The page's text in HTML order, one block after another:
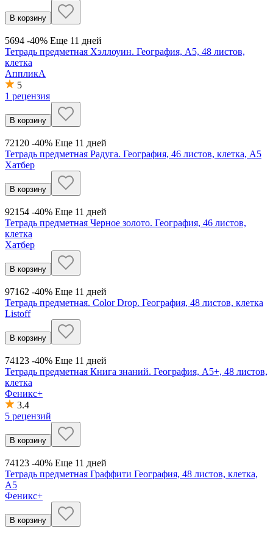
В корзину
5694 -40% Еще 11 дней
Тетрадь предметная Хэллоуин. География, А5, 48 листов,
клетка
АппликА
5
1 рецензия
В корзину
72120 -40% Еще 11 дней
Тетрадь предметная Радуга. География, 46 листов, клетка, А5
Хатбер
В корзину
92154 -40% Еще 11 дней
Тетрадь предметная Черное золото. География, 46 листов,
клетка
Хатбер
В корзину
97162 -40% Еще 11 дней
Тетрадь предметная. Color Drop. География, 48 листов, клетка
Listoff
В корзину
74123 -40% Еще 11 дней
Тетрадь предметная Книга знаний. География, А5+, 48 листов,
клетка
Феникс+
3.4
5 рецензий
В корзину
74123 -40% Еще 11 дней
Тетрадь предметная Граффити География, 48 листов, клетка,
А5
Феникс+
В корзину